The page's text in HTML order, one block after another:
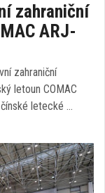
zahraniční
ARJ-
zahraniční
letoun COMAC
letecké …